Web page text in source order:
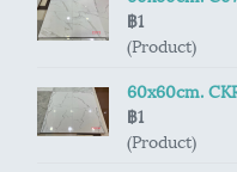
฿1
(Product)
60x60cm.
฿1
(Product)